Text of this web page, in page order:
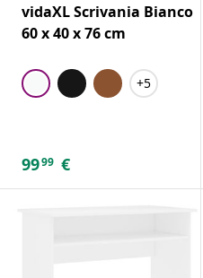
vidaXL Scrivania Bianco
60 x 40 x 76 cm
+5
9999 €